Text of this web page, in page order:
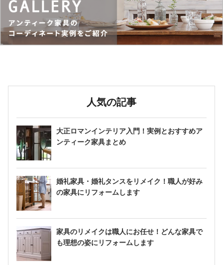
人気の記事
大正ロマンインテリア入門！実例とおすすめア
ンティーク家具まとめ
婚礼家具・婚礼タンスをリメイク！職人が好み
の家具にリフォームします
家具のリメイクは職人にお任せ！どんな家具で
も理想の姿にリフォームします